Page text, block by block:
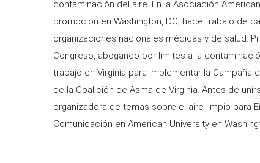
contaminación del aire. En la Asociación
promoción en Washington, DC; hace trabajo de
organizaciones nacionales médicas y de salud.
Congreso, abogando por límites a la
trabajó en Virginia para implementar la Campaña
de la Coalición de Asma de Virginia. Antes de
organizadora de temas sobre el aire limpio para
Comunicación en American University en